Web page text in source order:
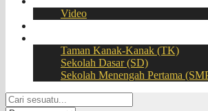
Video
Taman Kanak-Kanak (TK)
Sekolah Dasar (SD)
Sekolah Menengah Pertama